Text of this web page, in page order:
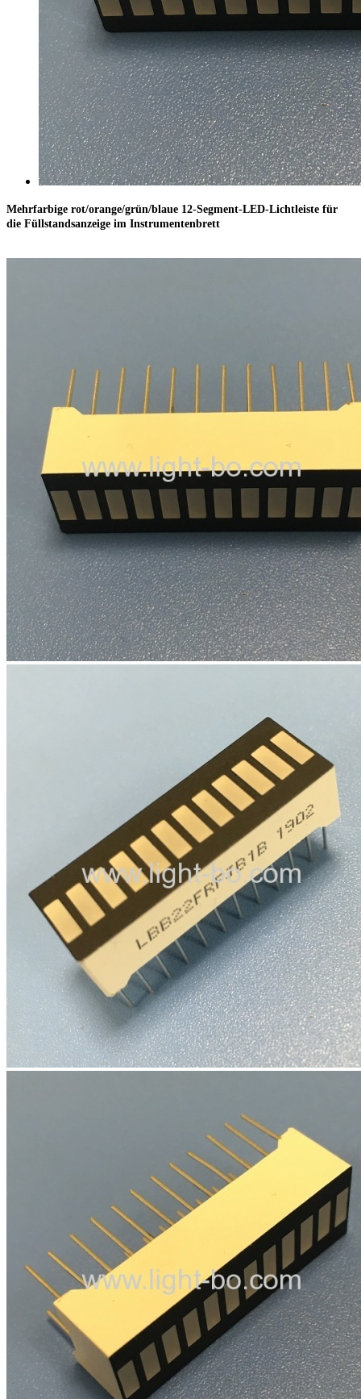
Mehrfarbige rot/orange/grün/blaue 12-Segment-LED-Lichtleiste für
die Füllstandsanzeige im Instrumentenbrett